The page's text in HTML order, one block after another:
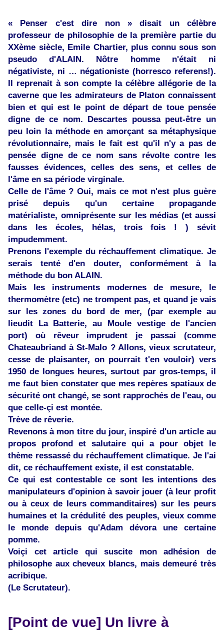
« Penser c'est dire non » disait un célèbre
professeur de philosophie de la première partie du
XXème siècle, Emile Chartier, plus connu sous son
pseudo d'ALAIN. Nôtre homme n'était ni
négativiste, ni … négationiste (horresco referens!).
Il reprenait à son compte la célèbre allégorie de la
caverne que les admirateurs de Platon connaissent
bien et qui est le point de départ de toue pensée
digne de ce nom. Descartes poussa peut-être un
peu loin la méthode en amorçant sa métaphysique
révolutionnaire, mais le fait est qu'il n'y a pas de
pensée digne de ce nom sans révolte contre les
fausses évidences, celles des sens, et celles de
l'âme en sa période virginale.
Celle de l'âme ? Oui, mais ce mot n'est plus guère
prisé depuis qu'un certaine propagande
matérialiste, omniprésente sur les médias (et aussi
dans les écoles, hélas, trois fois ! ) sévit
impudemment.
Prenons l'exemple du réchauffement climatique. Je
serais tenté d'en douter, conformément à la
méthode du bon ALAIN.
Mais les instruments modernes de mesure, le
thermomètre (etc) ne trompent pas, et quand je vais
sur les zones du bord de mer, (par exemple au
lieudit La Batterie, au Moule vestige de l'ancien
port) où rêveur imprudent je passai (comme
Chateaubriand à St-Malo ? Allons, vieux scrutateur,
cesse de plaisanter, on pourrait t'en vouloir) vers
1950 de longues heures, surtout par gros-temps, il
me faut bien constater que mes repères spatiaux de
sécurité ont changé, se sont rapprochés de l'eau, ou
que celle-çi est montée.
Trève de rêverie.
Revenons à mon titre du jour, inspiré d'un article au
propos profond et salutaire qui a pour objet le
thème ressassé du réchauffement climatique. Je l'ai
dit, ce réchauffement existe, il est constatable.
Ce qui est contestable ce sont les intentions des
manipulateurs d'opinion à savoir jouer (à leur profit
ou à ceux de leurs commanditaires) sur les peurs
humaines et la crédulité des peuples, vieux comme
le monde depuis qu'Adam dévora une certaine
pomme.
Voiçi cet article qui suscite mon adhésion de
philosophe aux cheveux blancs, mais demeuré très
acribique.
(Le Scrutateur).
[Point de vue] Un livre à